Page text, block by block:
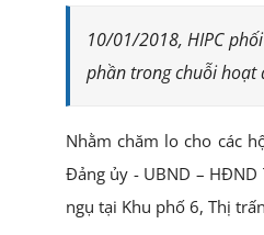
10/01/2018, HIPC
phần trong chuỗi hoạt
Nhằm chăm lo cho các
Đảng ủy - UBND – HĐND
ngụ tại Khu phố 6, Thị